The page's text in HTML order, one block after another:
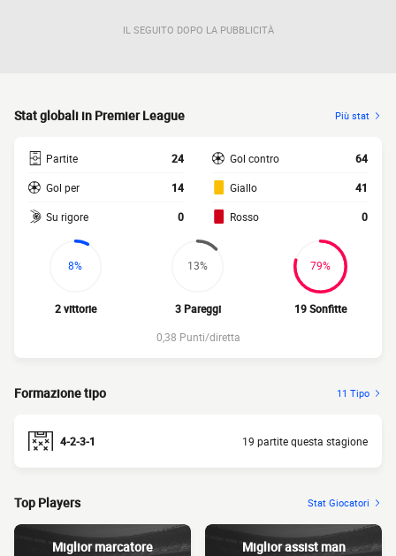
IL SEGUITO DOPO LA PUBBLICITÀ
Stat globali in Premier League Più stat
Partite 24
Gol per 14
Su rigore 0
Gol contro 64
Giallo 41
Rosso 0
8%
2 vittorie
13%
3 Pareggi
79%
19 Sonfitte
0,38 Punti/diretta
Formazione tipo 11 Tipo
4-2-3-1 19 partite questa stagione
Top Players Stat Giocatori
Miglior marcatore Miglior assist man